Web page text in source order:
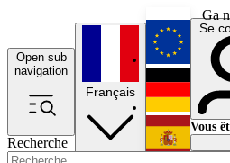
Ga
Open sub
navigation
Recherche
Français
English
Deutsch
Se
Vous